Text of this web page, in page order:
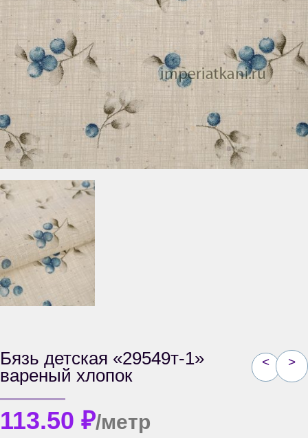
< >
Бязь детская «29549т-1»
вареный хлопок
113.50 ₽/метр